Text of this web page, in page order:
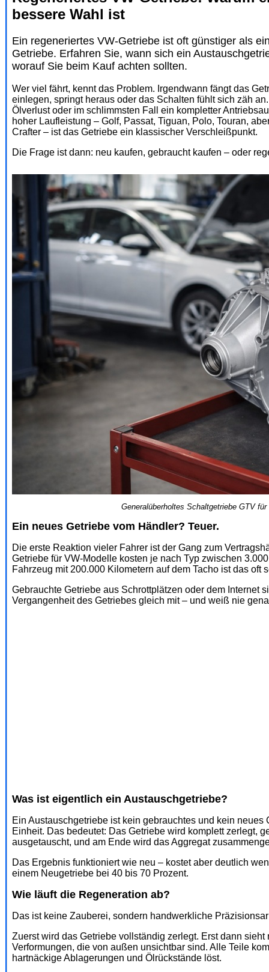
bessere Wahl ist
Ein regeneriertes VW-Getriebe ist oft günstiger als
Getriebe. Erfahren Sie, wann sich ein
worauf Sie beim Kauf achten sollten.
Wer viel fährt, kennt das Problem. Irgendwann fängt das
einlegen, springt heraus oder das Schalten fühlt sich zäh
Ölverlust oder im schlimmsten Fall ein kompletter
hoher Laufleistung – Golf, Passat, Tiguan, Polo, Touran,
Crafter – ist das Getriebe ein klassischer Verschleißpunkt.
Die Frage ist dann: neu kaufen, gebraucht kaufen – oder
Generalüberholtes Schaltgetriebe GTV
Ein neues Getriebe vom Händler? Teuer.
Die erste Reaktion vieler Fahrer ist der Gang zum
Getriebe für VW-Modelle kosten je nach Typ zwischen
Fahrzeug mit 200.000 Kilometern auf dem Tacho ist das oft
Gebrauchte Getriebe aus Schrottplätzen oder dem Internet
Vergangenheit des Getriebes gleich mit – und weiß nie
Was ist eigentlich ein Austauschgetriebe?
Ein Austauschgetriebe ist kein gebrauchtes und kein
Einheit. Das bedeutet: Das Getriebe wird komplett zerlegt,
ausgetauscht, und am Ende wird das Aggregat
Das Ergebnis funktioniert wie neu – kostet aber deutlich
einem Neugetriebe bei 40 bis 70 Prozent.
Wie läuft die Regeneration ab?
Das ist keine Zauberei, sondern handwerkliche
Zuerst wird das Getriebe vollständig zerlegt. Erst dann
Verformungen, die von außen unsichtbar sind. Alle Teile
hartnäckige Ablagerungen und Ölrückstände löst.